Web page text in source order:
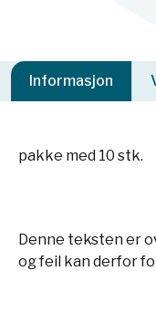
Informasjon
pakke med 10 stk.
Denne teksten er
og feil kan derfor